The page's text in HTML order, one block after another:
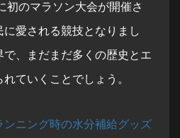
初のマラソン大会が開催さ
愛される競技となりまし
、まだまだ多くの歴史とエ
ていくことでしょう。
ニング時の水分補給グッズ